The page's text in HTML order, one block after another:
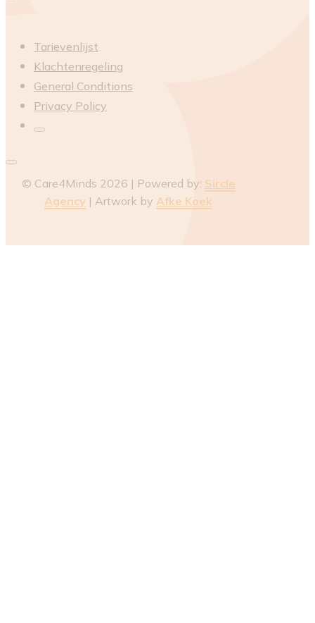
Tarievenlijst
Klachtenregeling
General Conditions
Privacy Policy
© Care4Minds 2026 | Powered by: Sircle
Agency | Artwork byAfke Koek